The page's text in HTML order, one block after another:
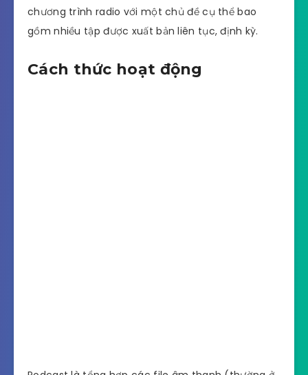
chương trình radio với một chủ đề cụ thể bao
gồm nhiều tập được xuất bản liên tục, định kỳ.
Cách thức hoạt động